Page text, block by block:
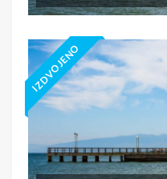
IZDVOJENO